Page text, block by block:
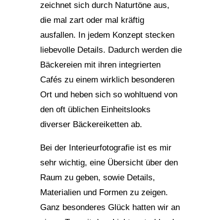
zeichnet sich durch Naturtöne aus,
die mal zart oder mal kräftig
ausfallen. In jedem Konzept stecken
liebevolle Details. Dadurch werden die
Bäckereien mit ihren integrierten
Cafés zu einem wirklich besonderen
Ort und heben sich so wohltuend von
den oft üblichen Einheitslooks
diverser Bäckereiketten ab.
Bei der Interieurfotografie ist es mir
sehr wichtig, eine Übersicht über den
Raum zu geben, sowie Details,
Materialien und Formen zu zeigen.
Ganz besonderes Glück hatten wir an